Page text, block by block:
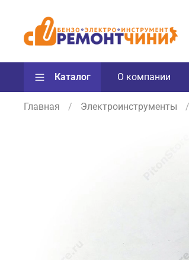
Каталог О компании
Главная Электроинструменты